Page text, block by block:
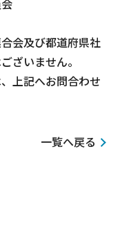
会及び都道府県社
ざいません。
上記へお問合わせ
一覧へ戻る